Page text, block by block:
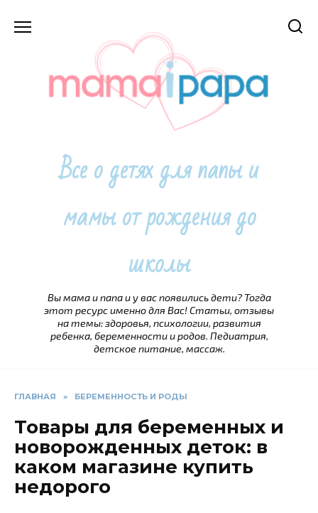
Все о детях для папы и
мамы от рождения до
школы
Вы мама и папа и у вас появились дети? Тогда
этот ресурс именно для Вас! Статьи, отзывы
на темы: здоровья, психологии, развития
ребенка, беременности и родов. Педиатрия,
детское питание, массаж.
ГЛАВНАЯ » БЕРЕМЕННОСТЬ И РОДЫ
Товары для беременных и
новорожденных деток: в
каком магазине купить
недорого